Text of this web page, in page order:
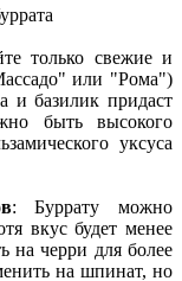
только свежие и
или "Рома")
и базилик придаст
быть высокого
уксуса
: Буррату можно
вкус будет менее
черри для более
на шпинат, но